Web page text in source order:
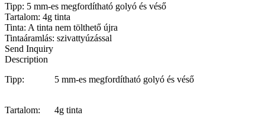
Tipp: 5 mm-es megfordítható golyó és véső
Tartalom: 4g tinta
Tinta: A tinta nem tölthető újra
Tintaáramlás: szivattyúzással
Send Inquiry
Description
Tipp:
5 mm-es megfordítható golyó és véső
Tartalom: 4g tinta